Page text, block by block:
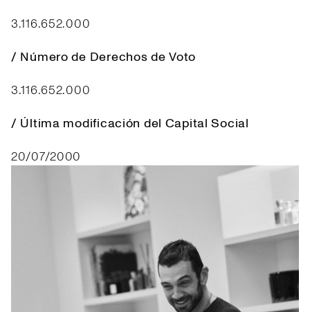
3.116.652.000
/ Número de Derechos de Voto
3.116.652.000
/ Última modificación del Capital Social
20/07/2000